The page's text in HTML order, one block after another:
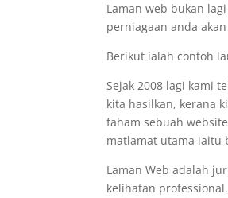
Laman web bukan
perniagaan anda
Berikut ialah contoh
Sejak 2008 lagi kami
kita hasilkan, kerana
faham sebuah
matlamat utama iaitu
Laman Web adalah
kelihatan